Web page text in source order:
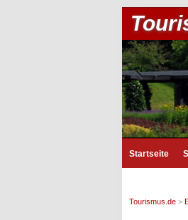
Startseite
Tourismus.de >